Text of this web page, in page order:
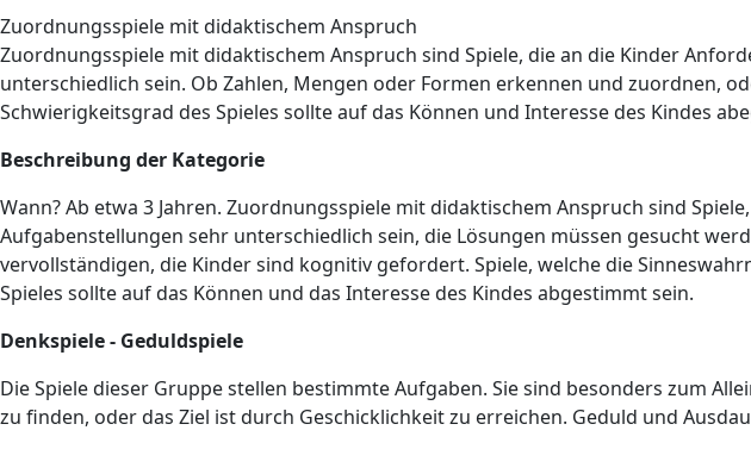
Zuordnungsspiele mit didaktischem Anspruch
Zuordnungsspiele mit didaktischem Anspruch sind Spiele, die an die Kinder
unterschiedlich sein. Ob Zahlen, Mengen oder Formen erkennen und zuordnen,
Schwierigkeitsgrad des Spieles sollte auf das Können und Interesse des Kindes
Beschreibung der Kategorie
Wann? Ab etwa 3 Jahren. Zuordnungsspiele mit didaktischem Anspruch sind
Aufgabenstellungen sehr unterschiedlich sein, die Lösungen müssen gesucht
vervollständigen, die Kinder sind kognitiv gefordert. Spiele, welche die
Spieles sollte auf das Können und das Interesse des Kindes abgestimmt sein.
Denkspiele - Geduldspiele
Die Spiele dieser Gruppe stellen bestimmte Aufgaben. Sie sind besonders zum
zu finden, oder das Ziel ist durch Geschicklichkeit zu erreichen. Geduld und